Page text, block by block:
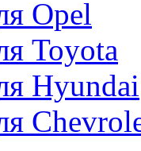
Opel
Toyota
Hyundai